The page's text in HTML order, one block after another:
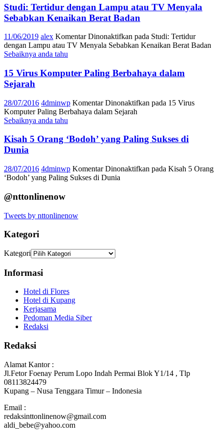
Studi: Tertidur dengan Lampu atau TV Menyala
Sebabkan Kenaikan Berat Badan
11/06/2019 alex Komentar Dinonaktifkan pada Studi: Tertidur
dengan Lampu atau TV Menyala Sebabkan Kenaikan Berat Badan
Sebaiknya anda tahu
15 Virus Komputer Paling Berbahaya dalam
Sejarah
28/07/2016 4dminwp Komentar Dinonaktifkan pada 15 Virus
Komputer Paling Berbahaya dalam Sejarah
Sebaiknya anda tahu
Kisah 5 Orang ‘Bodoh’ yang Paling Sukses di
Dunia
28/07/2016 4dminwp Komentar Dinonaktifkan pada Kisah 5 Orang
‘Bodoh’ yang Paling Sukses di Dunia
@nttonlinenow
Tweets by nttonlinenow
Kategori
Kategori
Informasi
Hotel di Flores
Hotel di Kupang
Kerjasama
Pedoman Media Siber
Redaksi
Redaksi
Alamat Kantor :
Jl.Fetor Foenay Perum Lopo Indah Permai Blok Y1/14 , Tlp
08113824479
Kupang – Nusa Tenggara Timur – Indonesia
Email :
redaksinttonlinenow@gmail.com
aldi_bebe@yahoo.com